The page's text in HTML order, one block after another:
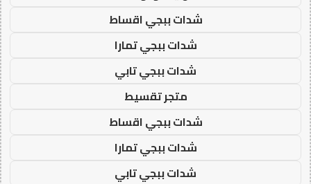
شدات ببجي اقساط
شدات ببجي تمارا
شدات ببجي تابي
متجر تقسيط
شدات ببجي اقساط
شدات ببجي تمارا
شدات ببجي تابي